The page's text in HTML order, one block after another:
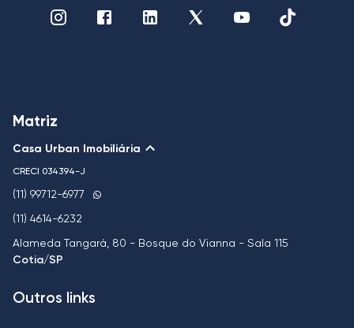
Matriz
Casa Urban Imobiliária
CRECI 034394-J
(11) 99712-6977
(11) 4614-6232
Alameda Tangará, 80 - Bosque do Vianna - Sala 115
Cotia/SP
Outros links